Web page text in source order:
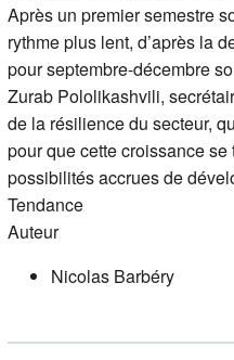
Après un premier semestre
rythme plus lent, d’après la
pour septembre-décembre
Zurab Pololikashvili,
de la résilience du secteur,
pour que cette croissance
possibilités accrues de
Tendance
Auteur
Nicolas Barbéry